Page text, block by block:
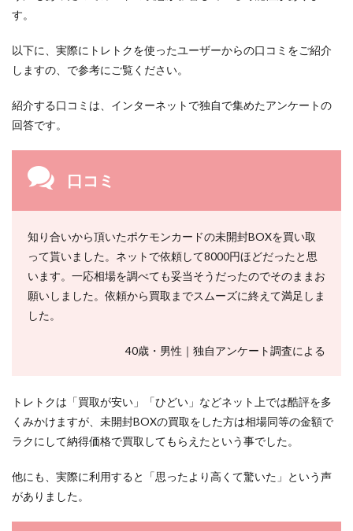
す。
以下に、実際にトレトクを使ったユーザーからの口コミをご紹介
しますの、で参考にご覧ください。
紹介する口コミは、インターネットで独自で集めたアンケートの
回答です。
口コミ
知り合いから頂いたポケモンカードの未開封BOXを買い取
って貰いました。ネットで依頼して8000円ほどだったと思
います。一応相場を調べても妥当そうだったのでそのままお
願いしました。依頼から買取までスムーズに終えて満足しま
した。
40歳・男性｜独自アンケート調査による
トレトクは「買取が安い」「ひどい」などネット上では酷評を多
くみかけますが、未開封BOXの買取をした方は相場同等の金額で
ラクにして納得価格で買取してもらえたという事でした。
他にも、実際に利用すると「思ったより高くて驚いた」という声
がありました。